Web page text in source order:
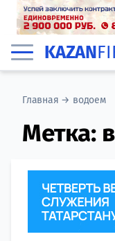
KAZAN
Главная → водоем
Метка: